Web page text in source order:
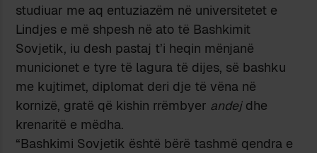
studiuar me aq entuziazëm në universitetet e
Lindjes e më shpesh në ato të Bashkimit
Sovjetik, iu desh pastaj t’i heqin mënjanë
municionet e tyre të lagura të dijes, së bashku
me kujtimet, diplomat deri dje të vëna në
kornizë, gratë që kishin rrëmbyer andejdhe
krenaritë e mëdha.
“Bashkimi Sovjetik është bërë tashmë qendra e